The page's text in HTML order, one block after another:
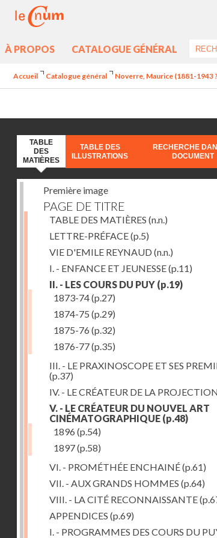
À PROPOS CATALOGUE GÉNÉRAL
Accueil Catalogue général Noverre, Maurice (1881-1943
TABLE
DES
MATIÈRES
TABLE DES
ILLUSTRATIONS
RECHERCHE
DOCUMENT
Première image
PAGE DE TITRE
TABLE DES MATIÈRES (n.n.)
LETTRE-PRÉFACE(p.5)
VIE D'EMILE REYNAUD (n.n.)
I. - ENFANCE ET JEUNESSE(p.11)
II. - LES COURS DU PUY (p.19)
1873-74(p.27)
1874-75 (p.29)
1875-76 (p.32)
1876-77(p.35)
III. - LE PRAXINOSCOPE ET SES
(p.37)
IV. - LE CRÉATEUR DE LA
V. - LE CRÉATEUR DU NOUVEL ART
CINÉMATOGRAPHIQUE (p.48)
1896 (p.54)
1897(p.58)
VI. - PROMÉTHÉE ENCHAINÉ(p.61)
VII. - AUX GRANDS HOMMES (p.64)
VIII. - LA CITÉ RECONNAISSANTE
APPENDICES (p.69)
I. - PROGRAMMES DES COURS DU